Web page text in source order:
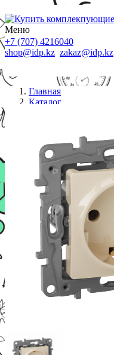
Меню
+7 (707) 4216040
shop@idp.kz zakaz@idp.kz
Главная
Каталог